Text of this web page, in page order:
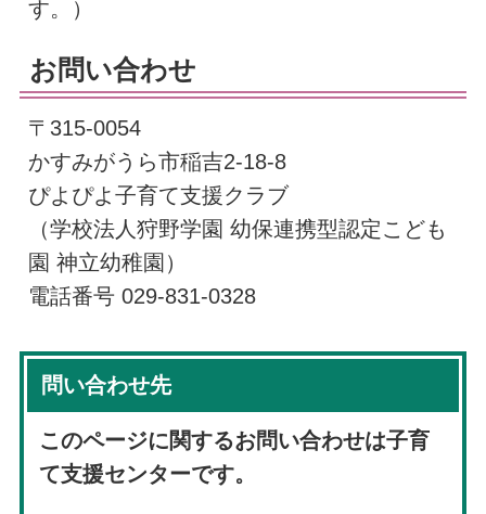
す。）
お問い合わせ
〒315-0054
かすみがうら市稲吉2-18-8
ぴよぴよ子育て支援クラブ
（学校法人狩野学園 幼保連携型認定こども
園 神立幼稚園）
電話番号 029-831-0328
問い合わせ先
このページに関するお問い合わせは子育
て支援センターです。